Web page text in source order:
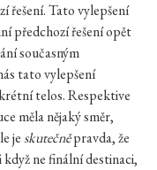
řešení. Tato vylepšení
předchozí řešení opět
současným
tato vylepšení
telos. Respektive
měla nějaký směr,
jeskutečněpravda, že
ne finální destinaci,